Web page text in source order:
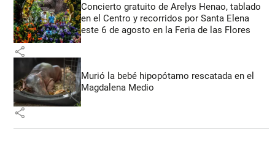
Concierto gratuito de Arelys Henao, tablado
en el Centro y recorridos por Santa Elena
este 6 de agosto en la Feria de las Flores
share
Murió la bebé hipopótamo rescatada en el
Magdalena Medio
share